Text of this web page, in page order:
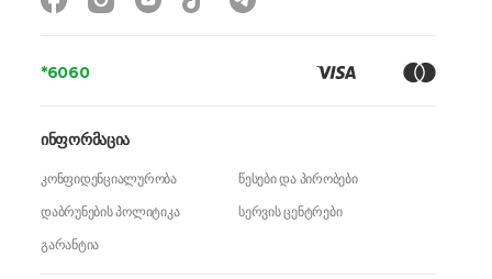
*6060
ინფორმაცია
კონფიდენციალურობა
წესები და პირობები
დაბრუნების პოლიტიკა
სერვის ცენტრები
გარანტია